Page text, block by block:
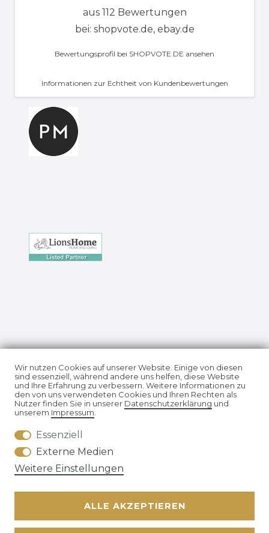
aus 112 Bewertungen
bei: shopvote.de, ebay.de
Bewertungsprofil bei SHOPVOTE.DE ansehen
Informationen zur Echtheit von Kundenbewertungen
Impressum Daten­schutz­erklärung
AGB
Wir nutzen Cookies auf unserer Website. Einige von diesen
sind essenziell, während andere uns helfen, diese Website
und Ihre Erfahrung zu verbessern. Weitere Informationen zu
den von uns verwendeten Cookies und Ihren Rechten als
Nutzer finden Sie in unserer Daten­schutz­erklärung und
unserem Impressum.
Essenziell
Externe Medien
Weitere Einstellungen
ALLE AKZEPTIEREN